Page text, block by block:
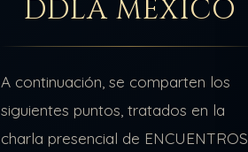
DDLA MÉXICO
A continuación, se comparten los
siguientes puntos, tratados en la
charla presencial de ENCUENTROS